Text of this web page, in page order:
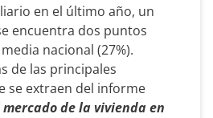
en el último año, un
encuentra dos puntos
nacional (27%).
de las principales
se extraen del informe
de la vivienda en